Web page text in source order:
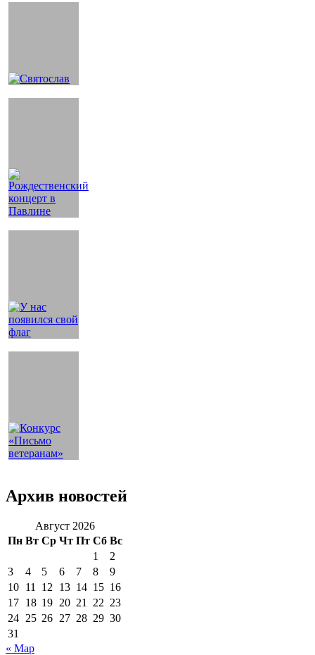
Архив новостей
Август 2026
Пн Вт Ср Чт Пт Сб Вс
1
2
3
4 5 6 7 8
9
10 11 12 13 14 15 16
17 18 19 20 21 22 23
24 25 26 27 28 29 30
31
« Мар